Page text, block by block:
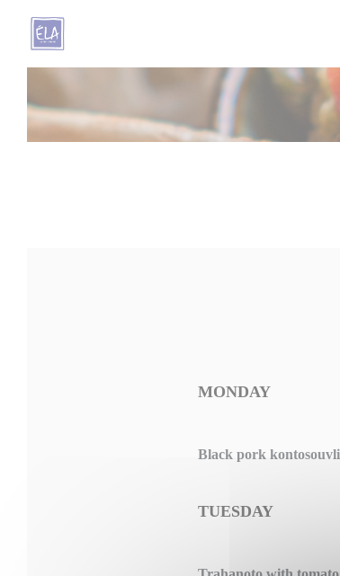
Personnalisation de vos choix en matière de cookies
MONDAY
Black pork
TUESDAY